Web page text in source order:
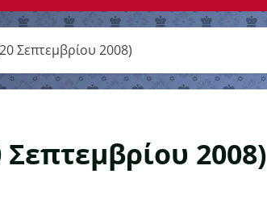
Σεπτεμβρίου 2008)
2008)